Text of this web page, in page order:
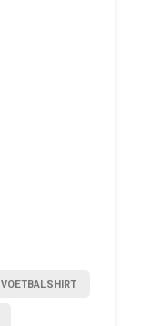
VOETBALSHIRT